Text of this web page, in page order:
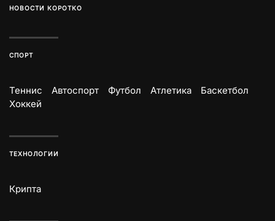
НОВОСТИ КОРОТКО
СПОРТ
Теннис Автоспорт Футбол Атлетика
Баскетбол
Хоккей
ТЕХНОЛОГИИ
Крипта